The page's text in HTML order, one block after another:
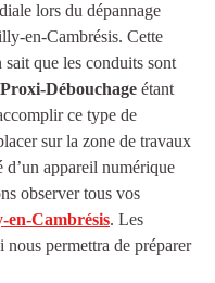
lors du dépannage
en-Cambrésis. Cette
que les conduits sont
Proxi-Débouchage étant
ce type de
sur la zone de travaux
appareil numérique
observer tous vos
en-Cambrésis. Les
nous permettra de préparer